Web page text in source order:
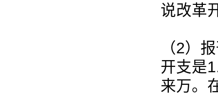
说改革
（2）
开支是
来万。